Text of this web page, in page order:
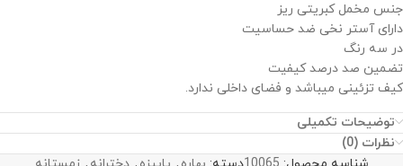
جنس مخمل کبریتی ریز
دارای آستر نخی ضد حساسیت
در سه رنگ
تضمین صد درصد کیفیت
کیف تزئینی میباشد و فضای داخلی ندارد.
توضیحات تکمیلی
نظرات (0)